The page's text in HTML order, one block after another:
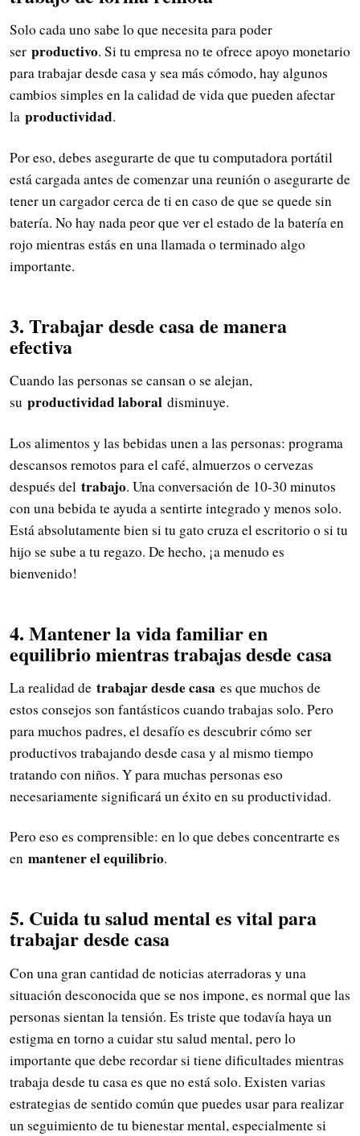
Solo cada uno sabe lo que necesita para poder
ser productivo. Si tu empresa no te ofrece apoyo monetario
para trabajar desde casa y sea más cómodo, hay algunos
cambios simples en la calidad de vida que pueden afectar
la productividad.
Por eso, debes asegurarte de que tu computadora portátil
está cargada antes de comenzar una reunión o asegurarte de
tener un cargador cerca de ti en caso de que se quede sin
batería. No hay nada peor que ver el estado de la batería en
rojo mientras estás en una llamada o terminado algo
importante.
3. Trabajar desde casa de manera
efectiva
Cuando las personas se cansan o se alejan,
su productividad laboral disminuye.
Los alimentos y las bebidas unen a las personas: programa
descansos remotos para el café, almuerzos o cervezas
después del trabajo. Una conversación de 10-30 minutos
con una bebida te ayuda a sentirte integrado y menos solo.
Está absolutamente bien si tu gato cruza el escritorio o si tu
hijo se sube a tu regazo. De hecho, ¡a menudo es
bienvenido!
4. Mantener la vida familiar en
equilibrio mientras trabajas desde casa
La realidad de trabajar desde casa es que muchos de
estos consejos son fantásticos cuando trabajas solo. Pero
para muchos padres, el desafío es descubrir cómo ser
productivos trabajando desde casa y al mismo tiempo
tratando con niños. Y para muchas personas eso
necesariamente significará un éxito en su productividad.
Pero eso es comprensible: en lo que debes concentrarte es
en mantener el equilibrio.
5. Cuida tu salud mental es vital para
trabajar desde casa
Con una gran cantidad de noticias aterradoras y una
situación desconocida que se nos impone, es normal que las
personas sientan la tensión. Es triste que todavía haya un
estigma en torno a cuidar stu salud mental, pero lo
importante que debe recordar si tiene dificultades mientras
trabaja desde tu casa es que no está solo. Existen varias
estrategias de sentido común que puedes usar para realizar
un seguimiento de tu bienestar mental, especialmente si